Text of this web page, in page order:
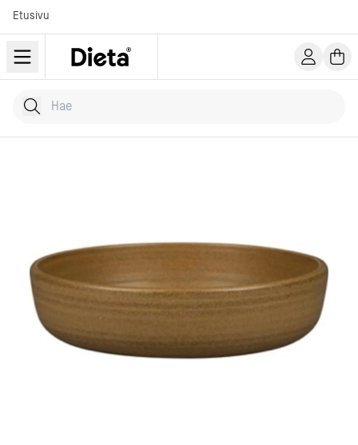
Etusivu
Hae tuotteita
Kirjoita hakusana...